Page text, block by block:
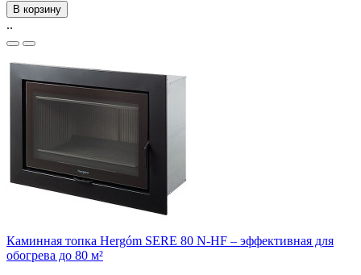
В корзину
..
Каминная топка Hergóm SERE 80 N-HF – эффективная для
обогрева до 80 м²